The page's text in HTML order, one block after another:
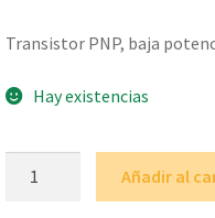
Transistor PNP, baja
Hay existencias
Añadir al